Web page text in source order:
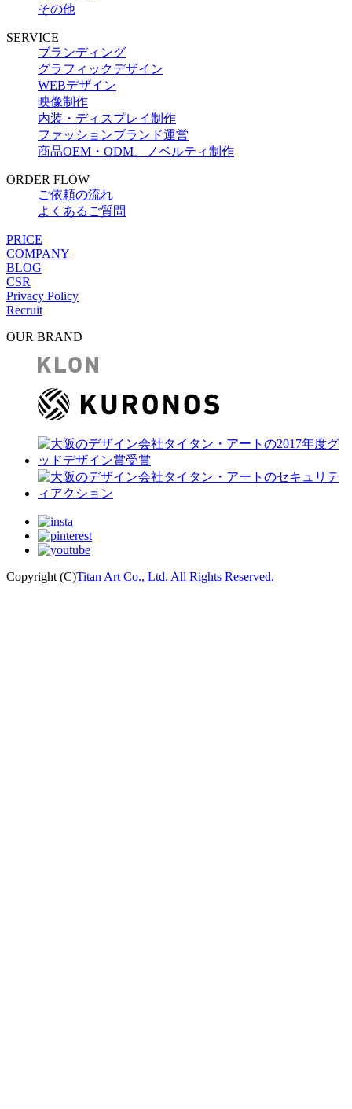
その他
SERVICE
ブランディング
グラフィックデザイン
WEBデザイン
映像制作
内装・ディスプレイ制作
ファッションブランド運営
商品OEM・ODM、ノベルティ制作
ORDER FLOW
ご依頼の流れ
よくあるご質問
PRICE
COMPANY
BLOG
CSR
Privacy Policy
Recruit
OUR BRAND
Copyright (C)Titan Art Co., Ltd. All Rights Reserved.